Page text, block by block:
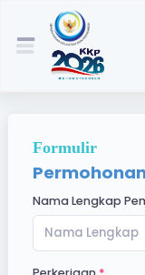
Formulir
Nama Lengkap